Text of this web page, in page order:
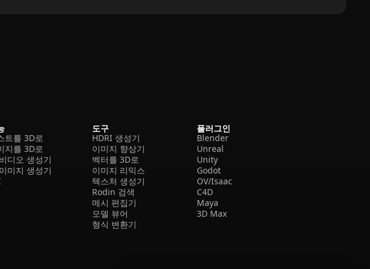
트를 3D로
지를 3D로
디오 생성기
미지 생성기
도구
HDRI 생성기
이미지 향상기
벡터를 3D로
이미지 리믹스
텍스처 생성기
Rodin 검색
메시 편집기
모델 뷰어
형식 변환기
플러그인
Blender
Unreal
Unity
Godot
OV/Isaac
C4D
Maya
3D Max